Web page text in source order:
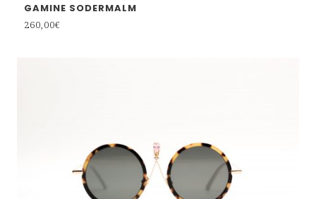
GAMINE SODERMALM
260,00€